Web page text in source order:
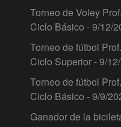
Torneo de Voley
Ciclo Básico - 9/12/
Torneo de fútbol
Ciclo Superior- 9/
Torneo de fútbol
Ciclo Básico - 9/9/
Ganador de la